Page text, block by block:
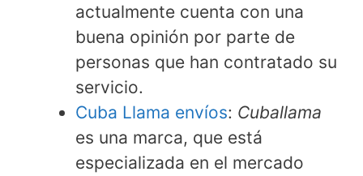
actualmente cuenta con una
buena opinión por parte de
personas que han contratado su
servicio.
Cuba Llama envíos: Cuballama
es una marca, que está
especializada en el mercado